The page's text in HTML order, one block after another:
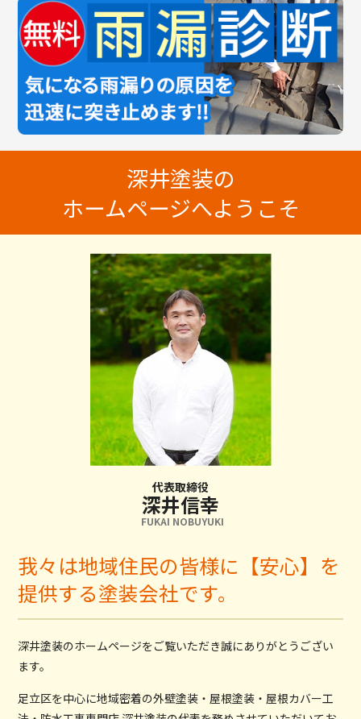
深井塗装の
ホームページへようこそ
代表取締役
深井信幸
FUKAI NOBUYUKI
我々は地域住民の皆様に【安心】を
提供する塗装会社です。
深井塗装のホームページをご覧いただき誠にありがとうござい
ます。
足立区を中心に地域密着の外壁塗装・屋根塗装・屋根カバー工